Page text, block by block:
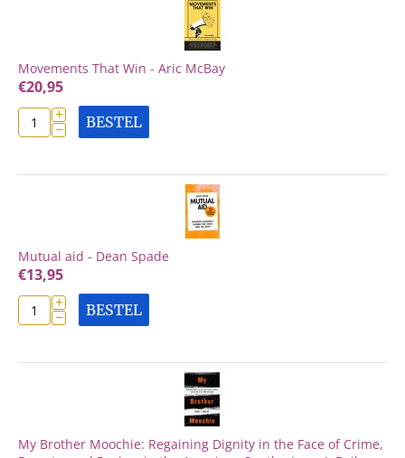
Movements That Win - Aric McBay
€20,95
+
− BESTEL
Mutual aid - Dean Spade
€13,95
+
− BESTEL
My Brother Moochie: Regaining Dignity in the Face of Crime,